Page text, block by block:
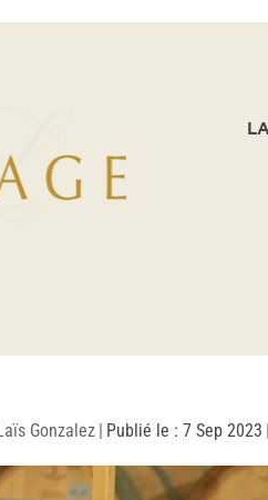
Gonzalez | Publié le : 7 Sep 2023 |